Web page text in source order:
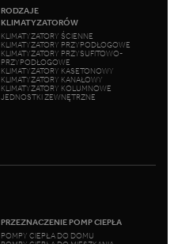
RODZAJE
KLIMATYZATORÓW
KLIMATYZATORY ŚCIENNE
KLIMATYZATORY PRZYPODŁOGOWE
KLIMATYZATORY PRZYSUFITOWO-
PRZYPODŁOGOWE
KLIMATYZATORY KASETONOWY
KLIMATYZATORY KANAŁOWY
KLIMATYZATORY KOLUMNOWE
JEDNOSTKI ZEWNĘTRZNE
PRZEZNACZENIE POMP CIEPŁA
POMPY CIEPŁA DO DOMU